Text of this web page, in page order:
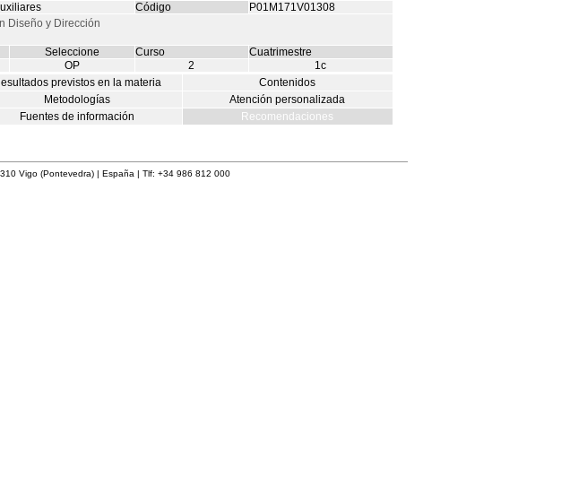
Código
P01M171V01308
Diseño y Dirección
Seleccione Curso
Cuatrimestre
OP 2
1c
previstos en la materia
Contenidos
Metodologías
Atención personalizada
Fuentes de información Recomendaciones
Vigo (Pontevedra) | España | Tlf: +34 986 812 000